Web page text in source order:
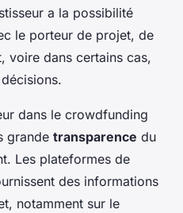
a la possibilité
le porteur de projet, de
voire dans certains cas,
dans le crowdfunding
grande transparence du
Les plateformes de
des informations
notamment sur le